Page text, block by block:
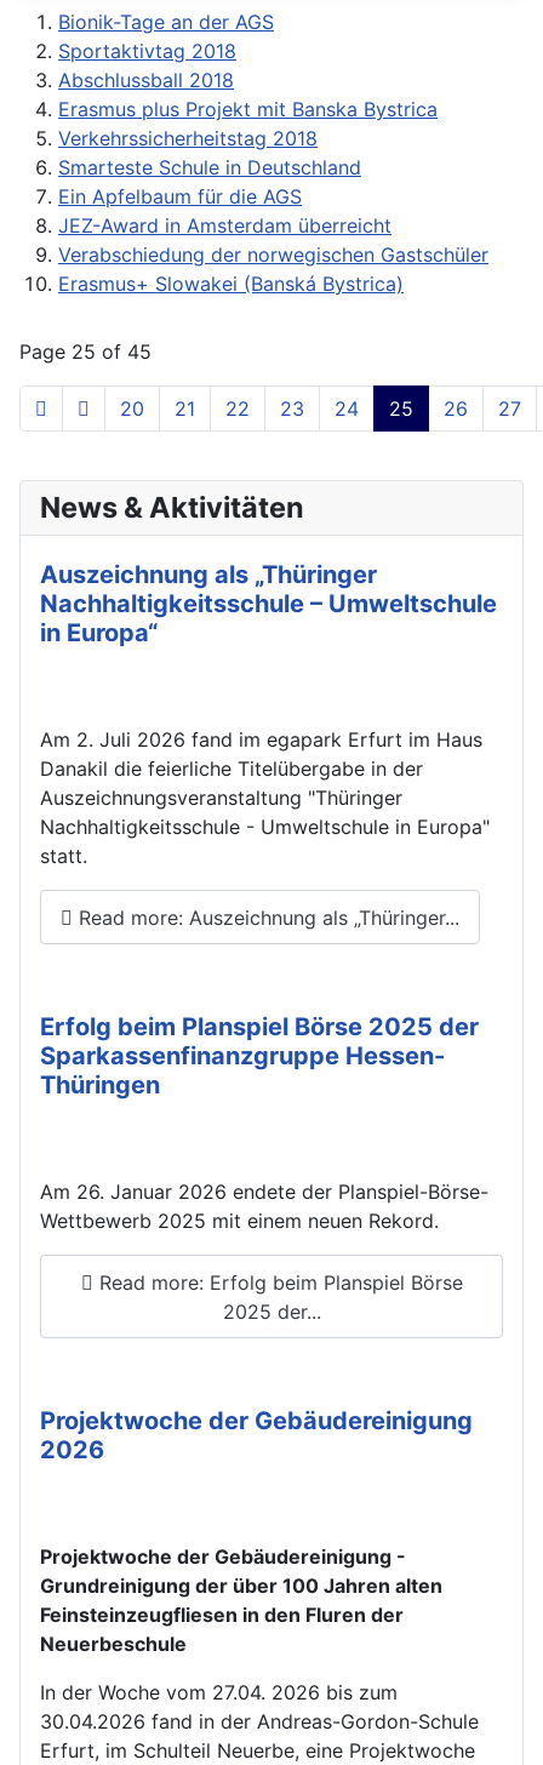
Bionik-Tage an der AGS
Sportaktivtag 2018
Abschlussball 2018
Erasmus plus Projekt mit Banska Bystrica
Verkehrssicherheitstag 2018
Smarteste Schule in Deutschland
Ein Apfelbaum für die AGS
JEZ-Award in Amsterdam überreicht
Verabschiedung der norwegischen Gastschüler
Erasmus+ Slowakei (Banská Bystrica)
Page 25 of 45
20 21 22 23 24 25 26 27
News & Aktivitäten
Auszeichnung als „Thüringer
Nachhaltigkeitsschule – Umweltschule
in Europa“
Am 2. Juli 2026 fand im egapark Erfurt im Haus
Danakil die feierliche Titelübergabe in der
Auszeichnungsveranstaltung "Thüringer
Nachhaltigkeitsschule - Umweltschule in Europa"
statt.
Read more: Auszeichnung als „Thüringer...
Erfolg beim Planspiel Börse 2025 der
Sparkassenfinanzgruppe Hessen-
Thüringen
Am 26. Januar 2026 endete der Planspiel-Börse-
Wettbewerb 2025 mit einem neuen Rekord.
Read more: Erfolg beim Planspiel Börse
2025 der...
Projektwoche der Gebäudereinigung
2026
Projektwoche der Gebäudereinigung -
Grundreinigung der über 100 Jahren alten
Feinsteinzeugfliesen in den Fluren der
Neuerbeschule
In der Woche vom 27.04. 2026 bis zum
30.04.2026 fand in der Andreas-Gordon-Schule
Erfurt, im Schulteil Neuerbe, eine Projektwoche